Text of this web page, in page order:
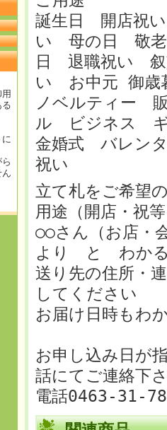
誕生日 開店祝
い 母の日 敬
日 退職祝い
い お中元 御
ノベルティー
ル ビジネス
金婚式 バレン
祝い
立て札をご希望
用途（開店・祝
○○さん（お店・
より と わかる
送り先の住所・
してください
お届け日時もわ
お申し込み日が
話にてご連絡下
電話0463-31-